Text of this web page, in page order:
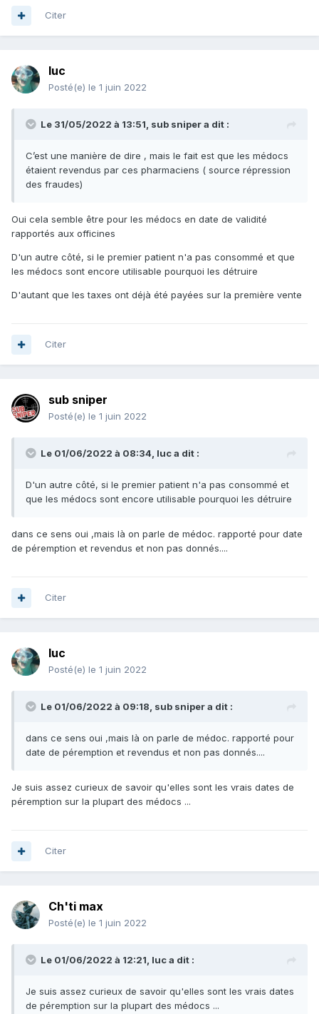
Citer
luc
Posté(e) le 1 juin 2022
Le 31/05/2022 à 13:51, sub snipera dit :
C’est une manière de dire , mais le fait est que les médocs
étaient revendus par ces pharmaciens ( source répression
des fraudes)
Oui cela semble être pour les médocs en date de validité
rapportés aux officines
D'un autre côté, si le premier patient n'a pas consommé et que
les médocs sont encore utilisable pourquoi les détruire
D'autant que les taxes ont déjà été payées sur la première vente
Citer
sub sniper
Posté(e) le 1 juin 2022
Le 01/06/2022 à 08:34, luca dit :
D'un autre côté, si le premier patient n'a pas consommé et
que les médocs sont encore utilisable pourquoi les détruire
dans ce sens oui ,mais là on parle de médoc. rapporté pour date
de péremption et revendus et non pas donnés....
Citer
luc
Posté(e) le 1 juin 2022
Le 01/06/2022 à 09:18, sub snipera dit :
dans ce sens oui ,mais là on parle de médoc. rapporté pour
date de péremption et revendus et non pas donnés....
Je suis assez curieux de savoir qu'elles sont les vrais dates de
péremption sur la plupart des médocs ...
Citer
Ch'ti max
Posté(e) le 1 juin 2022
Le 01/06/2022 à 12:21, luca dit :
Je suis assez curieux de savoir qu'elles sont les vrais dates
de péremption sur la plupart des médocs ...